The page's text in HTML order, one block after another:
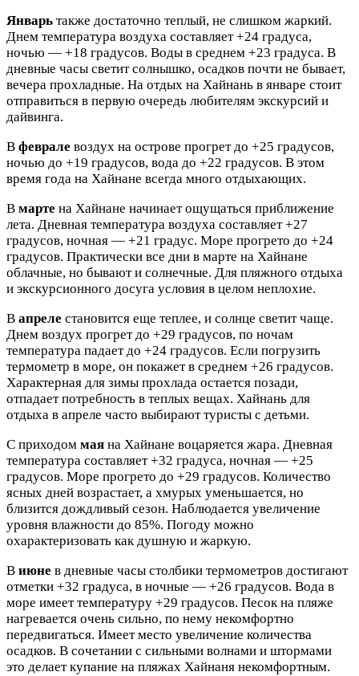
Январь также достаточно теплый, не слишком жаркий.
Днем температура воздуха составляет +24 градуса,
ночью — +18 градусов. Воды в среднем +23 градуса. В
дневные часы светит солнышко, осадков почти не бывает,
вечера прохладные. На отдых на Хайнань в январе стоит
отправиться в первую очередь любителям экскурсий и
дайвинга.
В феврале воздух на острове прогрет до +25 градусов,
ночью до +19 градусов, вода до +22 градусов. В этом
время года на Хайнане всегда много отдыхающих.
В марте на Хайнане начинает ощущаться приближение
лета. Дневная температура воздуха составляет +27
градусов, ночная — +21 градус. Море прогрето до +24
градусов. Практически все дни в марте на Хайнане
облачные, но бывают и солнечные. Для пляжного отдыха
и экскурсионного досуга условия в целом неплохие.
В апреле становится еще теплее, и солнце светит чаще.
Днем воздух прогрет до +29 градусов, по ночам
температура падает до +24 градусов. Если погрузить
термометр в море, он покажет в среднем +26 градусов.
Характерная для зимы прохлада остается позади,
отпадает потребность в теплых вещах. Хайнань для
отдыха в апреле часто выбирают туристы с детьми.
С приходом мая на Хайнане воцаряется жара. Дневная
температура составляет +32 градуса, ночная — +25
градусов. Море прогрето до +29 градусов. Количество
ясных дней возрастает, а хмурых уменьшается, но
близится дождливый сезон. Наблюдается увеличение
уровня влажности до 85%. Погоду можно
охарактеризовать как душную и жаркую.
В июне в дневные часы столбики термометров достигают
отметки +32 градуса, в ночные — +26 градусов. Вода в
море имеет температуру +29 градусов. Песок на пляже
нагревается очень сильно, по нему некомфортно
передвигаться. Имеет место увеличение количества
осадков. В сочетании с сильными волнами и штормами
это делает купание на пляжах Хайнаня некомфортным.